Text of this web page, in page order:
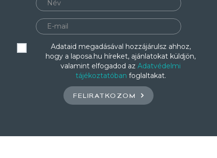
Adataid megadásával hozzájárulsz ahhoz,
hogy a laposa.hu híreket, ajánlatokat küldjön,
valamint elfogadod az Adatvédelmi
tájékoztatóban foglaltakat.
FELIRATKOZOM